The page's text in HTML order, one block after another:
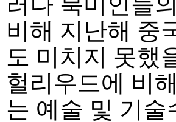
비해 지난해 중
도 미치지 못했
헐리우드에 비
는 예술 및 기